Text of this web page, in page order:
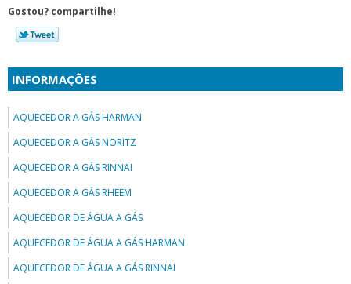
Gostou? compartilhe!
INFORMAÇÕES
AQUECEDOR A GÁS HARMAN
AQUECEDOR A GÁS NORITZ
AQUECEDOR A GÁS RINNAI
AQUECEDOR A GÁS RHEEM
AQUECEDOR DE ÁGUA A GÁS
AQUECEDOR DE ÁGUA A GÁS HARMAN
AQUECEDOR DE ÁGUA A GÁS RINNAI